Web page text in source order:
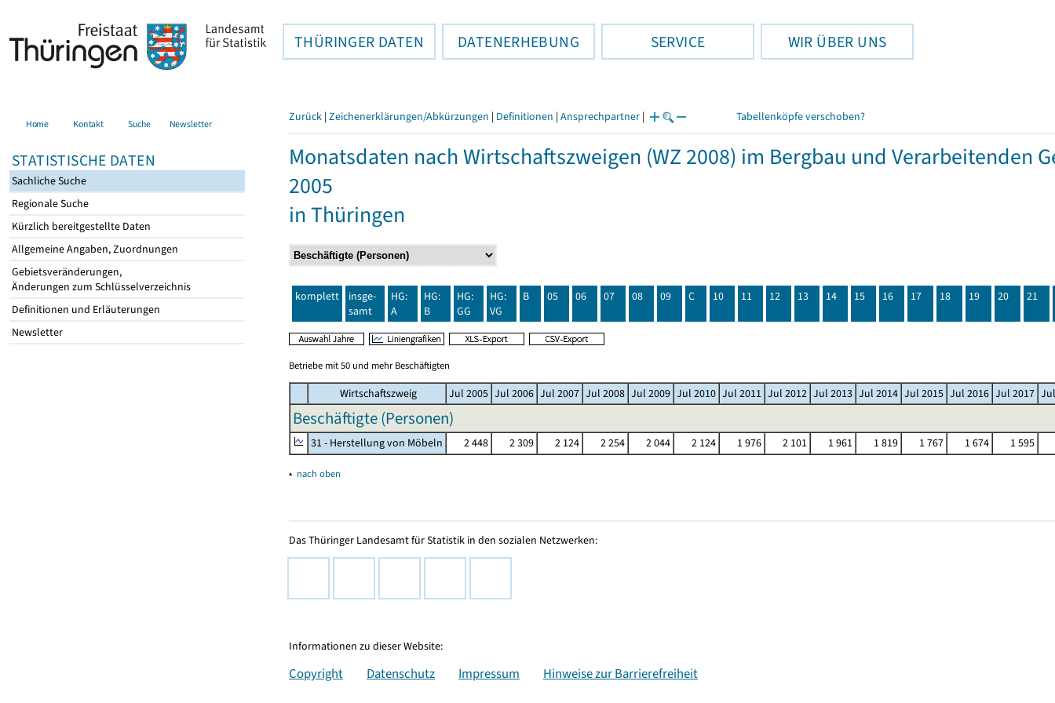
THÜRINGER DATEN DATENERHEBUNG SERVICE WIR ÜBER UNS
Home Kontakt Suche Newsletter
STATISTISCHE DATEN
Sachliche Suche
Regionale Suche
Kürzlich bereitgestellte Daten
Allgemeine Angaben, Zuordnungen
Gebietsveränderungen,
Änderungen zum Schlüsselverzeichnis
Definitionen und Erläuterungen
Newsletter
Zurück | Zeichenerklärungen/Abkürzungen | Definitionen | Ansprechpartner | Tabellenköpfe verschoben?
Monatsdaten nach Wirtschaftszweigen (WZ 2008) im Bergbau und Verarbeitenden
2005
in Thüringen
komplett
insge-
samt
HG:
A
HG:
B
HG:
GG
HG:
VG
B 05 06 07 08 09 C 10 11 12 13 14 15 16 17 18 19 20 21
Betriebe mit 50 und mehr Beschäftigten
Wirtschaftszweig Jul 2005 Jul 2006 Jul 2007 Jul 2008 Jul 2009 Jul 2010 Jul 2011 Jul 2012 Jul 2013 Jul 2014 Jul 2015 Jul 2016 Jul 2017
Beschäftigte (Personen)
31 - Herstellung von Möbeln 2 448 2 309 2 124 2 254 2 044 2 124 1 976 2 101 1 961 1 819 1 767 1 674 1 595
▴ nach oben
Das Thüringer Landesamt für Statistik in den sozialen Netzwerken:
Informationen zu dieser Website:
Copyright Datenschutz Impressum Hinweise zur Barrierefreiheit